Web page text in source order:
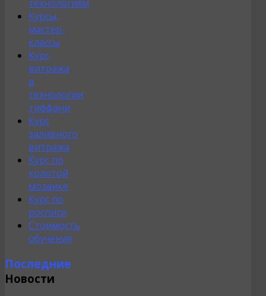
технологиям
Курсы,
мастер-
классы
Курс
витража
в
технологии
тиффани
Курс
заливного
витража
Курс по
колотой
мозаике
Курс по
росписи
Стоимость
обучения
Последние
Новости